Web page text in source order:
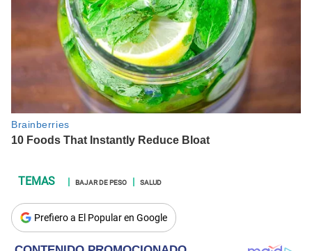
BAJAR DE PESO SALUD
Prefiero a El Popular en Google